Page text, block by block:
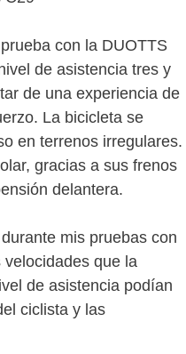
con la DUOTTS
de asistencia tres y
de una experiencia de
La bicicleta se
en terrenos irregulares.
gracias a sus frenos
delantera.
mis pruebas con
velocidades que la
de asistencia podían
ciclista y las